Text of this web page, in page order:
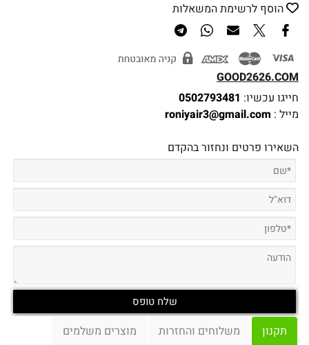
הוסף לרשימת המשאלות
GOOD2626.COM
חייגו עכשיו: 0502793481
מייל : roniyair3@gmail.com
השאירו פרטים ונחזור בהקדם
תקנון משלוחים והחזרות מוצרים משלמים